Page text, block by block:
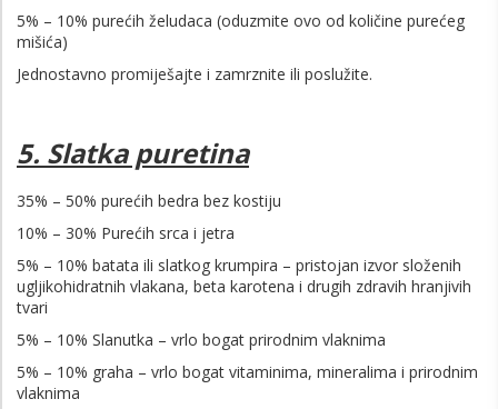
5% – 10% purećih želudaca (oduzmite ovo od količine purećeg
mišića)
Jednostavno promiješajte i zamrznite ili poslužite.
5. Slatka puretina
35% – 50% purećih bedra bez kostiju
10% – 30% Purećih srca i jetra
5% – 10% batata ili slatkog krumpira – pristojan izvor složenih
ugljikohidratnih vlakana, beta karotena i drugih zdravih hranjivih
tvari
5% – 10% Slanutka – vrlo bogat prirodnim vlaknima
5% – 10% graha – vrlo bogat vitaminima, mineralima i prirodnim
vlaknima